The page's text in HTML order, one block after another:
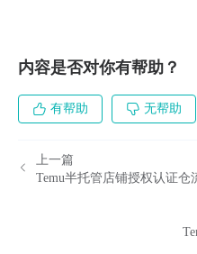
内容是否对你有帮助？
有帮助 无帮助
上一篇
Temu半托管店铺授权认证仓